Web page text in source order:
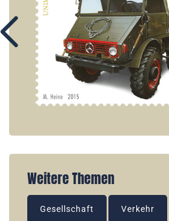
Weitere Themen
Gesellschaft Verkehr